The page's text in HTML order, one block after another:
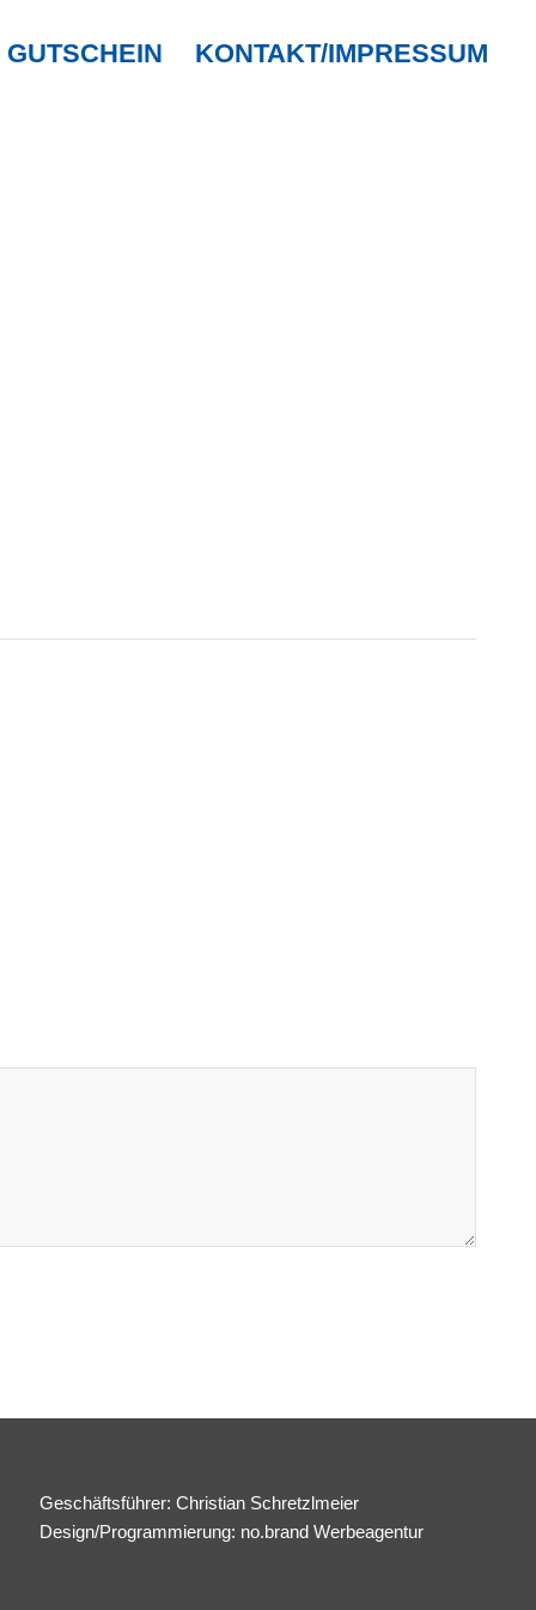
GUTSCHEIN KONTAKT/IMPRESSUM
Geschäftsführer: Christian Schretzlmeier
Design/Programmierung: no.brand Werbeagentur